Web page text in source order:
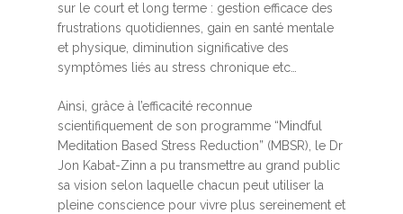
sur le court et long terme : gestion efficace des
frustrations quotidiennes, gain en santé mentale
et physique, diminution significative des
symptômes liés au stress chronique etc…
Ainsi, grâce à l’efficacité reconnue
scientifiquement de son programme “Mindful
Meditation Based Stress Reduction” (MBSR), le Dr
Jon Kabat-Zinn a pu transmettre au grand public
sa vision selon laquelle chacun peut utiliser la
pleine conscience pour vivre plus sereinement et